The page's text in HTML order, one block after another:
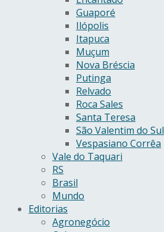
Guaporé
Ilópolis
Itapuca
Muçum
Nova Bréscia
Putinga
Relvado
Roca Sales
Santa Teresa
São Valentim do Sul
Vespasiano Corrêa
Vale do Taquari
RS
Brasil
Mundo
Editorias
Agronegócio